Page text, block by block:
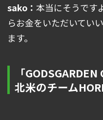
sako： 本当にそうです
らお金をいただいてい
ます。
「
北米のチーム